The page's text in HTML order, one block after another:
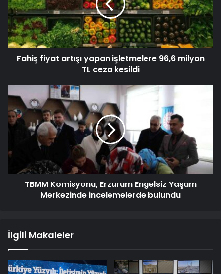
Fahiş fiyat artışı yapan işletmelere 96,6 milyon
TL ceza kesildi
TBMM Komisyonu, Erzurum Engelsiz Yaşam
Merkezinde incelemelerde bulundu
İlgili Makaleler